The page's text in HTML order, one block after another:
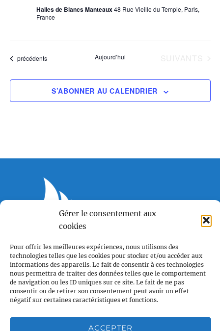
Gérer le consentement aux
cookies
Pour offrir les meilleures expériences, nous utilisons des
technologies telles que les cookies pour stocker et/ou accéder aux
informations des appareils. Le fait de consentir à ces technologies
nous permettra de traiter des données telles que le comportement
de navigation ou les ID uniques sur ce site. Le fait de ne pas
consentir ou de retirer son consentement peut avoir un effet
négatif sur certaines caractéristiques et fonctions.
ACCEPTER
Halles de Blancs Manteaux48 Rue Vieille du Temple, Paris,
France
Évènements
précédents Aujourd’hui
S’ABONNER AU CALENDRIER
Voile et Croisière en Liberté
contact@vcl.fr
Associations partenaires